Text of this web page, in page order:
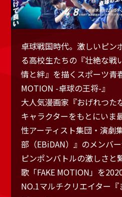
卓球戦国時代。激しいピン
る高校生たちの『壮絶な戦
情と絆』を描くスポーツ青
MOTION -卓球の王将-』
大人気漫画家『おげれつた
キャラクターをもとにいま
性アーティスト集団・演劇
部（EBiDAN）』のメンバー
ピンポンバトルの激しさと
歌「FAKE MOTION」を
NO.1マルチクリエイター